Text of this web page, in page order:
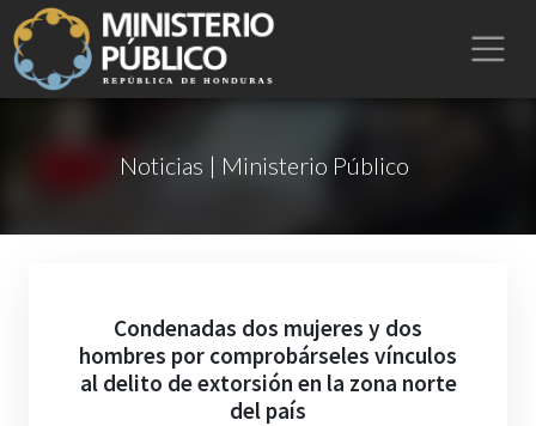
Noticias | Ministerio Público
Condenadas dos mujeres y dos
hombres por comprobárseles vínculos
al delito de extorsión en la zona norte
del país